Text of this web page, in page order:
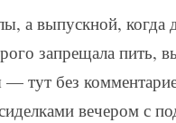
а выпускной, когда
запрещала пить,
тут без
вечером с